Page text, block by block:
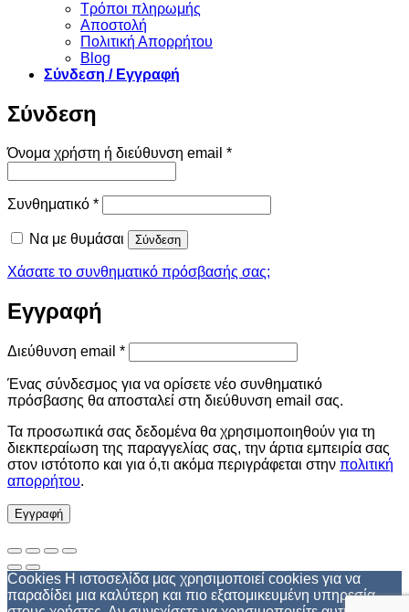
Τρόποι πληρωμής
Αποστολή
Πολιτική Απορρήτου
Blog
Σύνδεση / Εγγραφή
Σύνδεση
Όνομα χρήστη ή διεύθυνση email *Απαιτείται
Συνθηματικό *Απαιτείται
Να με θυμάσαι Σύνδεση
Χάσατε το συνθηματικό πρόσβασής σας;
Εγγραφή
Διεύθυνση email *Απαιτείται
Ένας σύνδεσμος για να ορίσετε νέο συνθηματικό
πρόσβασης θα αποσταλεί στη διεύθυνση email σας.
Τα προσωπικά σας δεδομένα θα χρησιμοποιηθούν για τη
διεκπεραίωση της παραγγελίας σας, την άρτια εμπειρία σας
στον ιστότοπο και για ό,τι ακόμα περιγράφεται στην πολιτική
απορρήτου.
Εγγραφή
Cookies Η ιστοσελίδα μας χρησιμοποιεί cookies για να
παραδίδει μια καλύτερη και πιο εξατομικευμένη υπηρεσία